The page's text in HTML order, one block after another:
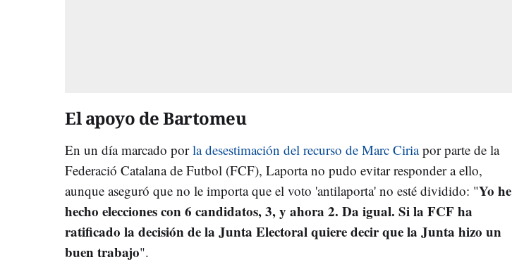
El apoyo de Bartomeu
En un día marcado porla desestimación del recurso de Marc Ciriapor parte de la
Federació Catalana de Futbol (FCF), Laporta no pudo evitar responder a ello,
aunque aseguró que no le importa que el voto 'antilaporta' no esté dividido: "Yo he
hecho elecciones con 6 candidatos, 3, y ahora 2. Da igual. Si la FCF ha
ratificado la decisión de la Junta Electoral quiere decir que la Junta hizo un
buen trabajo".